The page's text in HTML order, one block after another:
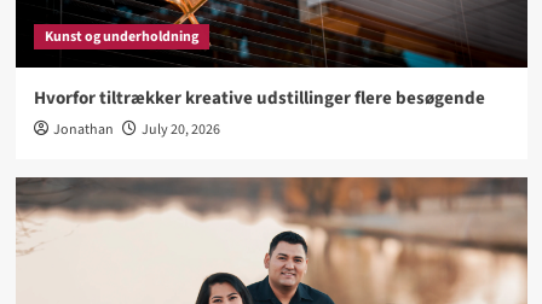
Kunst og underholdning
Hvorfor tiltrækker kreative udstillinger flere besøgende
Jonathan July 20, 2026